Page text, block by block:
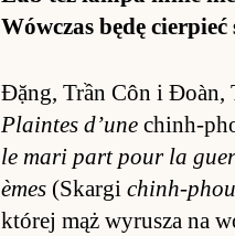
Wów­czas będę cier­pieć
Đặng, Trần Côn i Đoàn,
Plain­tes d’une chin­h-
le mari part pour la
èmes (Skargichinh-phou
której mąż wy­rusza na